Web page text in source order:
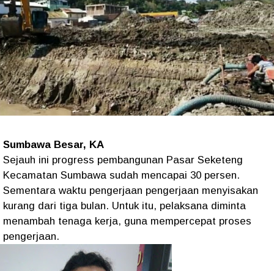
Sumbawa Besar, KA
Sejauh ini progress pembangunan Pasar Seketeng
Kecamatan Sumbawa sudah mencapai 30 persen.
Sementara waktu pengerjaan pengerjaan menyisakan
kurang dari tiga bulan. Untuk itu, pelaksana diminta
menambah tenaga kerja, guna mempercepat proses
pengerjaan.